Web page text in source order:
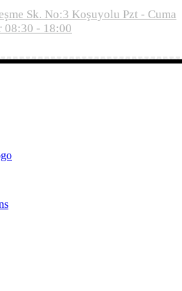
Sk. No:3 Koşuyolu Pzt - Cuma
08:30 - 18:00